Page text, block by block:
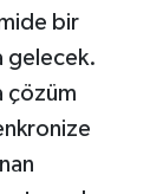
bir
gelecek.
çözüm